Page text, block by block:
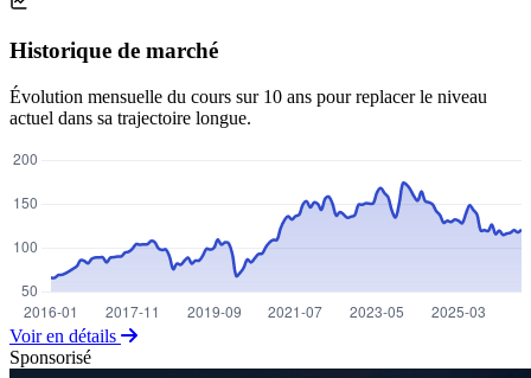
Historique de marché
Évolution mensuelle du cours sur 10 ans pour replacer le niveau
actuel dans sa trajectoire longue.
Voir en détails
Sponsorisé